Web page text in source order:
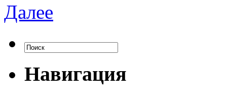
Далее
Навигация